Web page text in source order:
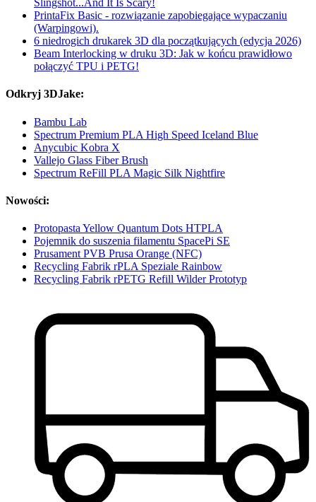
Slingshot...And It Is Scary!
PrintaFix Basic - rozwiązanie zapobiegające wypaczaniu
(Warpingowi).
6 niedrogich drukarek 3D dla początkujących (edycja 2026)
Beam Interlocking w druku 3D: Jak w końcu prawidłowo
połączyć TPU i PETG!
Odkryj 3DJake:
Bambu Lab
Spectrum Premium PLA High Speed Iceland Blue
Anycubic Kobra X
Vallejo Glass Fiber Brush
Spectrum ReFill PLA Magic Silk Nightfire
Nowości:
Protopasta Yellow Quantum Dots HTPLA
Pojemnik do suszenia filamentu SpacePi SE
Prusament PVB Prusa Orange (NFC)
Recycling Fabrik rPLA Speziale Rainbow
Recycling Fabrik rPETG Refill Wilder Prototyp